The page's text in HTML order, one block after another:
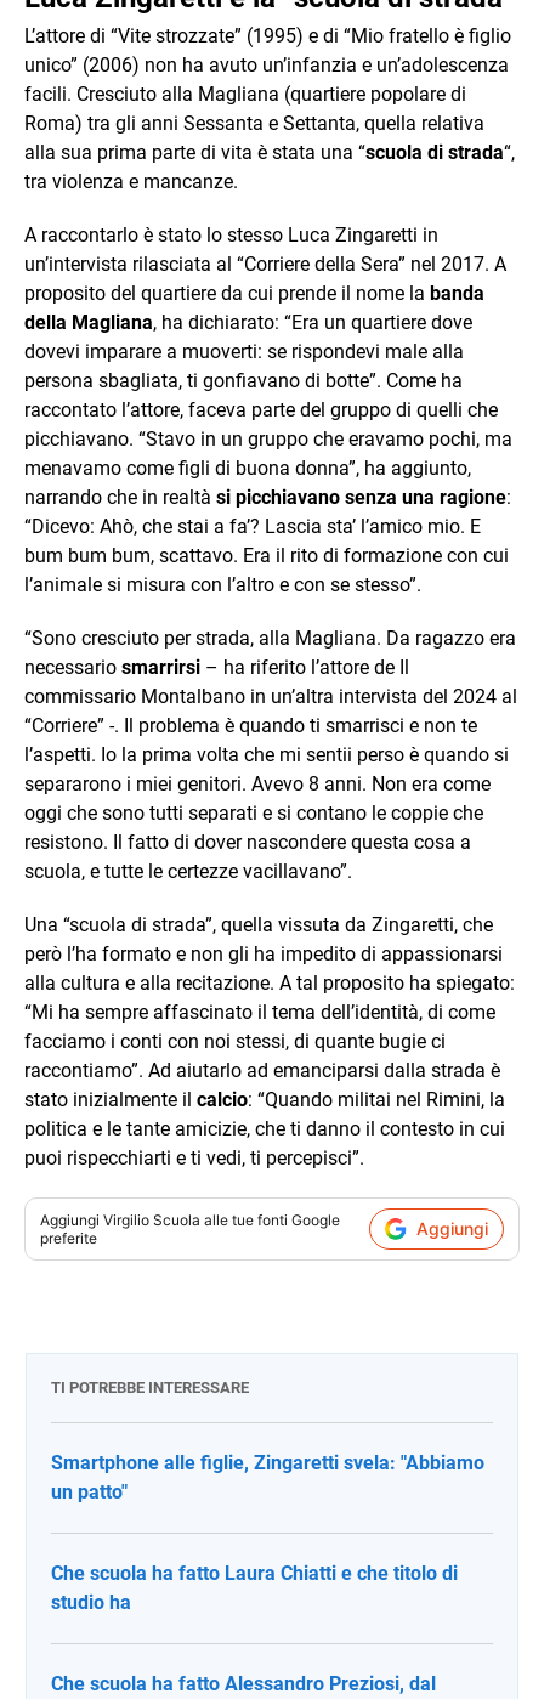
L’attore di “Vite strozzate” (1995) e di “Mio fratello è figlio
unico” (2006) non ha avuto un’infanzia e un’adolescenza
facili. Cresciuto alla Magliana (quartiere popolare di
Roma) tra gli anni Sessanta e Settanta, quella relativa
alla sua prima parte di vita è stata una “scuola di strada“,
tra violenza e mancanze.
A raccontarlo è stato lo stesso Luca Zingaretti in
un’intervista rilasciata al “Corriere della Sera” nel 2017. A
proposito del quartiere da cui prende il nome la banda
della Magliana, ha dichiarato: “Era un quartiere dove
dovevi imparare a muoverti: se rispondevi male alla
persona sbagliata, ti gonfiavano di botte”. Come ha
raccontato l’attore, faceva parte del gruppo di quelli che
picchiavano. “Stavo in un gruppo che eravamo pochi, ma
menavamo come figli di buona donna”, ha aggiunto,
narrando che in realtà si picchiavano senza una ragione:
“Dicevo: Ahò, che stai a fa’? Lascia sta’ l’amico mio. E
bum bum bum, scattavo. Era il rito di formazione con cui
l’animale si misura con l’altro e con se stesso”.
“Sono cresciuto per strada, alla Magliana. Da ragazzo era
necessario smarrirsi – ha riferito l’attore de Il
commissario Montalbano in un’altra intervista del 2024 al
“Corriere” -. Il problema è quando ti smarrisci e non te
l’aspetti. Io la prima volta che mi sentii perso è quando si
separarono i miei genitori. Avevo 8 anni. Non era come
oggi che sono tutti separati e si contano le coppie che
resistono. Il fatto di dover nascondere questa cosa a
scuola, e tutte le certezze vacillavano”.
Una “scuola di strada”, quella vissuta da Zingaretti, che
però l’ha formato e non gli ha impedito di appassionarsi
alla cultura e alla recitazione. A tal proposito ha spiegato:
“Mi ha sempre affascinato il tema dell’identità, di come
facciamo i conti con noi stessi, di quante bugie ci
raccontiamo”. Ad aiutarlo ad emanciparsi dalla strada è
stato inizialmente il calcio: “Quando militai nel Rimini, la
politica e le tante amicizie, che ti danno il contesto in cui
puoi rispecchiarti e ti vedi, ti percepisci”.
Aggiungi Virgilio Scuola alle tue fonti Google
preferite
Aggiungi
TI POTREBBE INTERESSARE
Smartphone alle figlie, Zingaretti svela: "Abbiamo
un patto"
Che scuola ha fatto Laura Chiatti e che titolo di
studio ha
Che scuola ha fatto Alessandro Preziosi, dal